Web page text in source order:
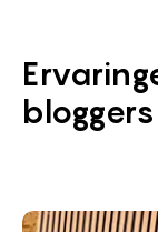
bloggers